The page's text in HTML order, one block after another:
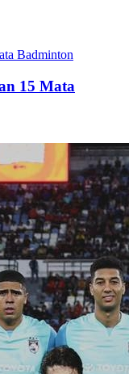
15 Mata